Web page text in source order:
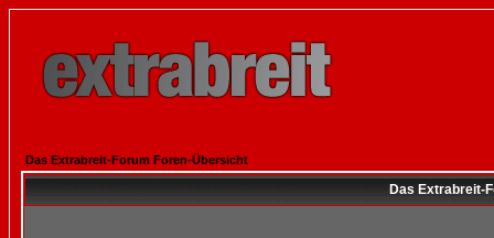
Das Extrabreit-Forum Foren-Übersicht
Das Extrabreit-